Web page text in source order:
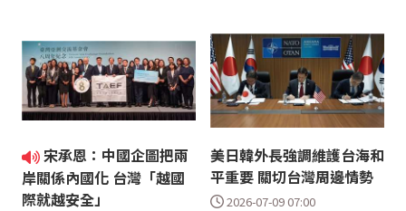
宋承恩：中國企圖把兩
岸關係內國化 台灣「越國
際就越安全」
美日韓外長強調維護台海和
平重要 關切台灣周邊情勢
2026-07-09 07:00